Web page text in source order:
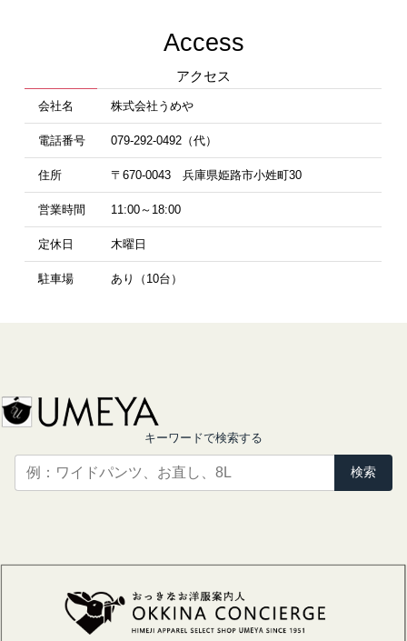
Access
アクセス
会社名 株式会社うめや
電話番号 079-292-0492（代）
住所 〒670-0043 兵庫県姫路市小姓町30
営業時間 11:00～18:00
定休日 木曜日
駐車場 あり（10台）
キーワードで検索する
検索